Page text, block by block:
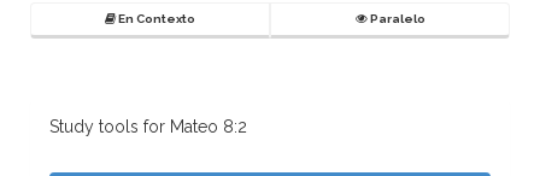
En Contexto Paralelo
Study tools for Mateo 8:2